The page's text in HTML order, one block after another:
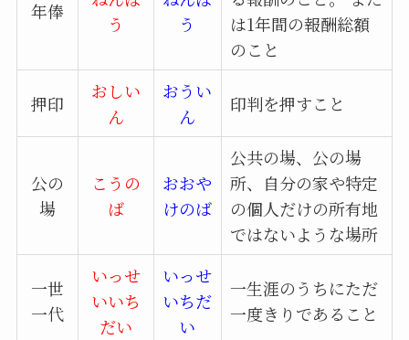
年俸
う
う
は1年間の報酬総額
のこと
押印
おしい
ん
おうい
ん
印判を押すこと
公の
場
こうの
ば
おおや
けのば
公共の場、公の場
所、自分の家や特定
の個人だけの所有地
ではないような場所
一世
一代
いっせ
いいち
だい
いっせ
いちだ
い
一生涯のうちにただ
一度きりであること